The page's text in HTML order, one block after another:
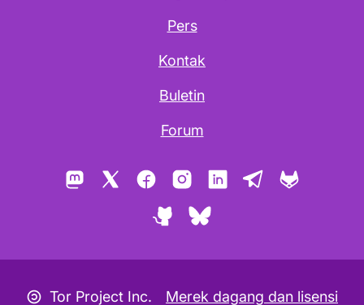
Pers
Kontak
Buletin
Forum
Mastodon FacebookInstagramLinkedInTelegram
GitHubBluesky
Ikon Copyleft
Tor Project Inc. Merek dagang dan lisensi